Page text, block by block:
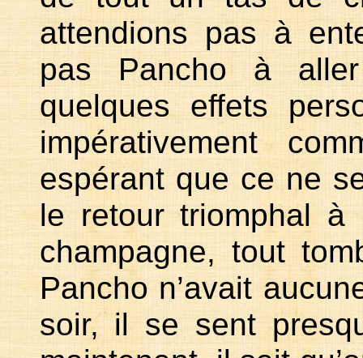
attendions pas à
pas Pancho à
quelques effets
impérativement
espérant que ce ne
le retour triomphal à
champagne, tout
Pancho n’avait
soir, il se sent